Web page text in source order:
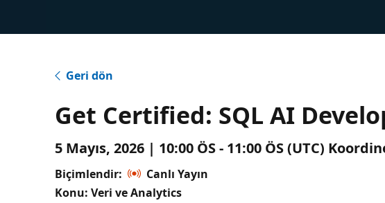
Geri dön
Get Certified: SQL AI
5 Mayıs, 2026 | 10:00 ÖS - 11:00 ÖS (UTC)
Biçimlendir:
Canlı Yayın
Konu: Veri ve Analytics